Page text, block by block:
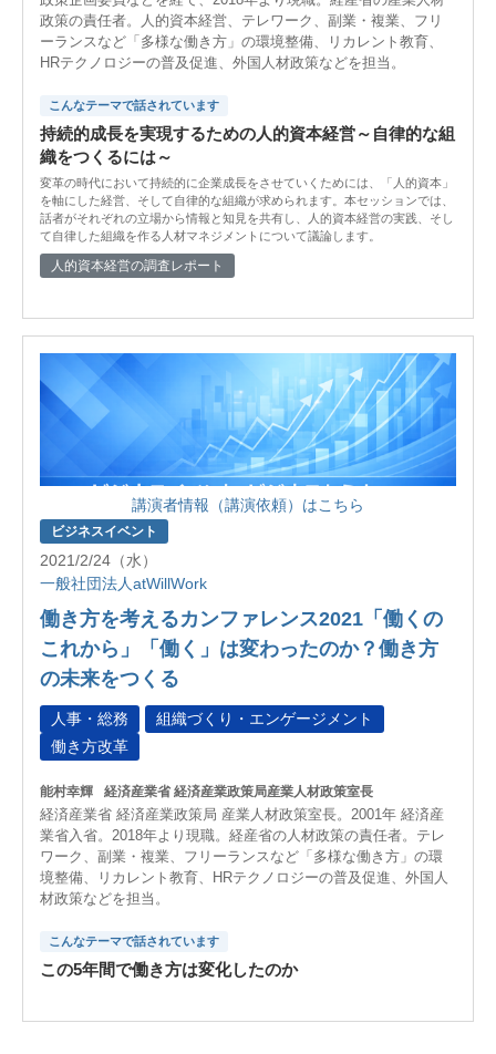
政策の責任者。人的資本経営、テレワーク、副業・複業、フリ
ーランスなど「多様な働き方」の環境整備、リカレント教育、
HRテクノロジーの普及促進、外国人材政策などを担当。
こんなテーマで話されています
持続的成長を実現するための人的資本経営～自律的な組
織をつくるには～
変革の時代において持続的に企業成長をさせていくためには、「人的資本」
を軸にした経営、そして自律的な組織が求められます。本セッションでは、
話者がそれぞれの立場から情報と知見を共有し、人的資本経営の実践、そし
て自律した組織を作る人材マネジメントについて議論します。
人的資本経営の調査レポート
講演者情報（講演依頼）はこちら
ビジネスイベント
2021/2/24（水）
一般社団法人atWillWork
働き方を考えるカンファレンス2021「働くの
これから」「働く」は変わったのか？働き方
の未来をつくる
人事・総務
組織づくり・エンゲージメント
働き方改革
能村幸輝 経済産業省 経済産業政策局産業人材政策室長
経済産業省 経済産業政策局 産業人材政策室長。2001年 経済産
業省入省。2018年より現職。経産省の人材政策の責任者。テレ
ワーク、副業・複業、フリーランスなど「多様な働き方」の環
境整備、リカレント教育、HRテクノロジーの普及促進、外国人
材政策などを担当。
こんなテーマで話されています
この5年間で働き方は変化したのか